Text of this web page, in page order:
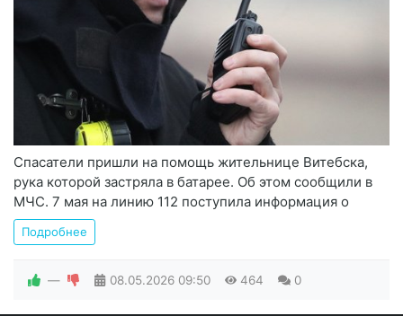
Спасатели пришли на помощь жительнице Витебска,
рука которой застряла в батарее. Об этом сообщили в
МЧС. 7 мая на линию 112 поступила информация о
Подробнее
— 08.05.2026 09:50 464 0